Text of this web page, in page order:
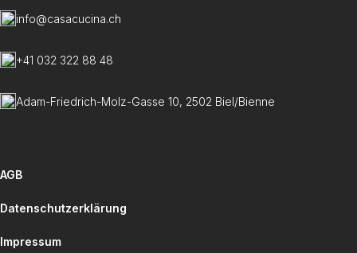
info@casacucina.ch
+41 032 322 88 48
Adam-Friedrich-Molz-Gasse 10, 2502 Biel/Bienne
AGB
Datenschutzerklärung
Impressum